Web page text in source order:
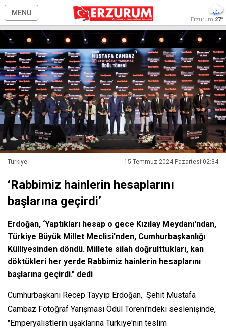
MENÜ
Erzurum 27°
Türkiye 15 Temmuz 2024 Pazartesi 02:34
‘Rabbimiz hainlerin hesaplarını
başlarına geçirdi’
Erdoğan, ‘Yaptıkları hesap o gece Kızılay Meydanı'ndan,
Türkiye Büyük Millet Meclisi'nden, Cumhurbaşkanlığı
Külliyesinden döndü. Millete silah doğrulttukları, kan
döktükleri her yerde Rabbimiz hainlerin hesaplarını
başlarına geçirdi." dedi
Cumhurbaşkanı Recep Tayyip Erdoğan, Şehit Mustafa
Cambaz Fotoğraf Yarışması Ödül Töreni'ndeki seslenişinde,
"Emperyalistlerin uşaklarına Türkiye'nin teslim